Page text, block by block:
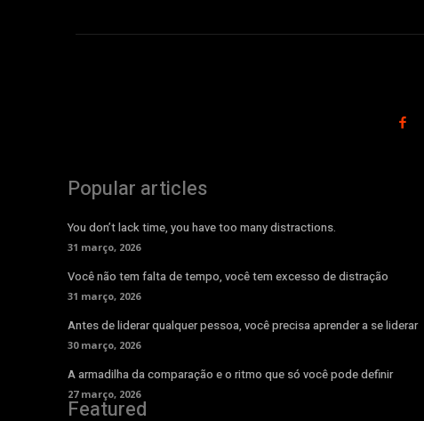
Popular articles
You don’t lack time, you have too many distractions.
31 março, 2026
Você não tem falta de tempo, você tem excesso de distração
31 março, 2026
Antes de liderar qualquer pessoa, você precisa aprender a se liderar
30 março, 2026
A armadilha da comparação e o ritmo que só você pode definir
27 março, 2026
Featured